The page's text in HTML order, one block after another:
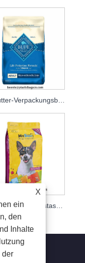
X
ein
den
Inhalte
der